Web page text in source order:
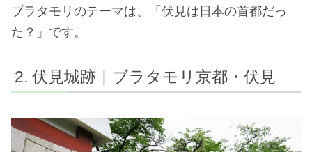
ブラタモリのテーマは、「伏見は日本の首都だっ
た？」です。
伏見城跡｜ブラタモリ京都・伏見